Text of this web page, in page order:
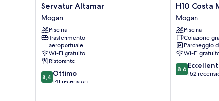
Servatur
Altamar
Mogan
Servatur Altamar
Mogan
Piscina
Trasferimento
aeroportuale
Wi-Fi gratuito
Ristorante
8.4
su
8,4 Ottimo
141 recensioni
H10
Costa
Mogán
Mogan
H10 Costa
Mogan
Piscina
Colazione
Parcheggio
Wi-Fi
8.6
su
8,6
152